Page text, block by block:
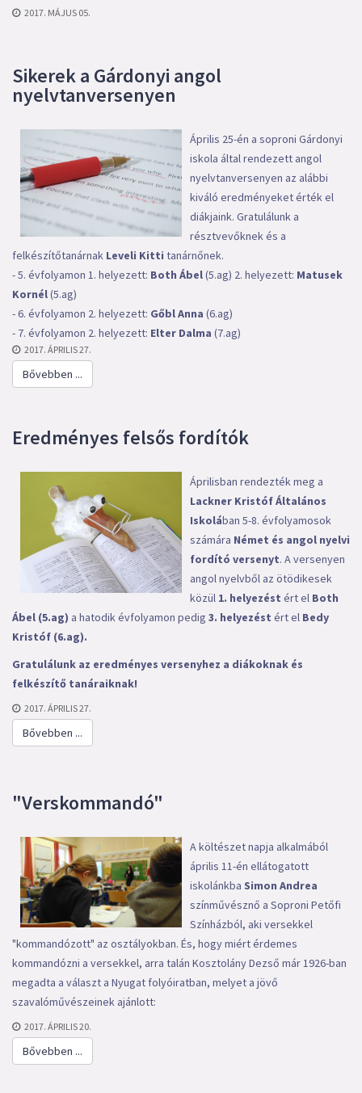
2017. MÁJUS 05.
Sikerek a Gárdonyi angol
nyelvtanversenyen
Április 25-én a soproni Gárdonyi
iskola által rendezett angol
nyelvtanversenyen az alábbi
kiváló eredményeket érték el
diákjaink. Gratulálunk a
résztvevőknek és a
felkészítőtanárnak Leveli Kitti tanárnőnek.
- 5. évfolyamon 1. helyezett: Both Ábel(5.ag) 2. helyezett: Matusek
Kornél(5.ag)
- 6. évfolyamon 2. helyezett: Gőbl Anna (6.ag)
- 7. évfolyamon 2. helyezett: Elter Dalma (7.ag)
2017. ÁPRILIS 27.
Bővebben ...
Eredményes felsős fordítók
Áprilisban rendezték meg a
Lackner Kristóf Általános
Iskolában 5-8. évfolyamosok
számára Német és angol nyelvi
fordító versenyt. A versenyen
angol nyelvből az ötödikesek
közül 1. helyezést ért el Both
Ábel (5.ag) a hatodik évfolyamon pedig 3. helyezést ért el Bedy
Kristóf (6.ag).
Gratulálunk az eredményes versenyhez a diákoknak és
felkészítő tanáraiknak!
2017. ÁPRILIS 27.
Bővebben ...
"Verskommandó"
A költészet napja alkalmából
április 11-én ellátogatott
iskolánkba Simon Andrea
színművésznő a Soproni Petőfi
Színházból, aki versekkel
"kommandózott" az osztályokban. És, hogy miért érdemes
kommandózni a versekkel, arra talán Kosztolány Dezső már 1926-ban
megadta a választ a Nyugat folyóiratban, melyet a jövő
szavalóművészeinek ajánlott:
2017. ÁPRILIS 20.
Bővebben ...